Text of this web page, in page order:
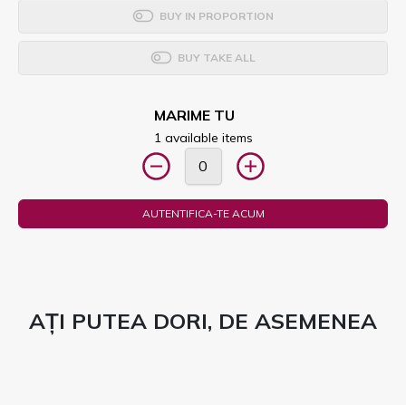
BUY IN PROPORTION
BUY TAKE ALL
MARIME TU
1 available items
AUTENTIFICA-TE ACUM
AȚI PUTEA DORI, DE ASEMENEA